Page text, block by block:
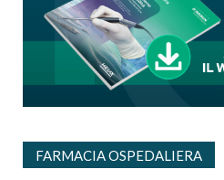
FARMACIA OSPEDALIERA